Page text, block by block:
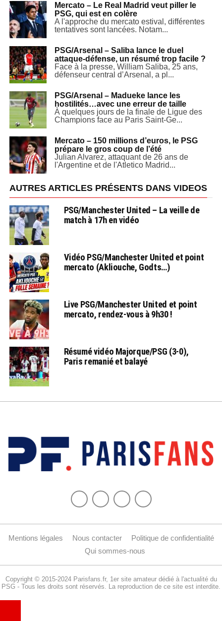
Mercato – Le Real Madrid veut piller le
PSG, qui est en colère
A l'approche du mercato estival, différentes
tentatives sont lancées. Notam...
PSG/Arsenal – Saliba lance le duel
attaque-défense, un résumé trop facile ?
Face à la presse, William Saliba, 25 ans,
défenseur central d’Arsenal, a pl...
PSG/Arsenal – Madueke lance les
hostilités…avec une erreur de taille
À quelques jours de la finale de Ligue des
Champions face au Paris Saint-Ge...
Mercato – 150 millions d’euros, le PSG
prépare le gros coup de l’été
Julian Alvarez, attaquant de 26 ans de
l'Argentine et de l'Atletico Madrid...
AUTRES ARTICLES PRÉSENTS DANS VIDEOS
PSG/Manchester United – La veille de
match à 17h en vidéo
Vidéo PSG/Manchester United et point
mercato (Akliouche, Godts…)
Live PSG/Manchester United et point
mercato, rendez-vous à 9h30 !
Résumé vidéo Majorque/PSG (3-0),
Paris remanié et balayé
Mentions légales Nous contacter
Politique de confidentialité
Qui sommes-nous
Copyright © 2015-2024 Parisfans.fr, 1er site amateur dédié à l'actualité du
PSG - Tous les droits sont réservés. La reproduction de ce site est interdite.